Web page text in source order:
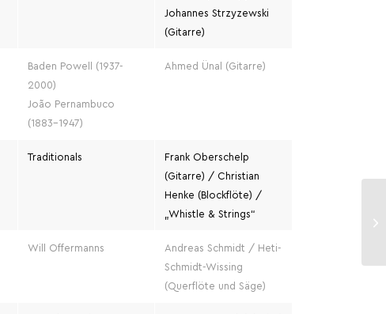
Johannes Strzyzewski
(Gitarre)
Baden Powell (1937-
2000)
João Pernambuco
(1883-1947)
Ahmed Ünal (Gitarre)
Traditionals
Frank Oberschelp
(Gitarre) / Christian
Henke (Blockflöte) /
„Whistle & Strings“
Will Offermanns
Andreas Schmidt / Heti-
Schmidt-Wissing
(Querflöte und Säge)